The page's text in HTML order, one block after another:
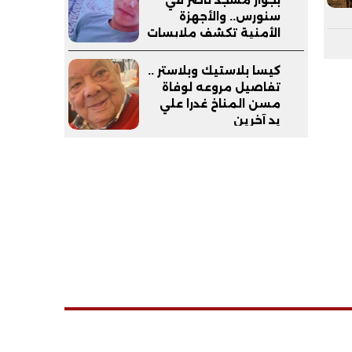
سنورس.. والأجهزة
الأمنية تكشف ملابسات
الواقعة
كيسا بلاستيك وبلاستر ..
تفاصيل مروعه لوفاة
مسن المناخ غدرا علي
يد آخرين